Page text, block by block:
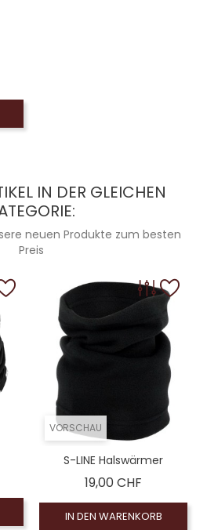
IN DER GLEICHEN
neuen Produkte zum besten
Preis
VORSCHAU
S-LINE Halswärmer
19,00 CHF
IN DEN WARENKORB